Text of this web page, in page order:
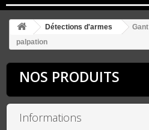
Détections d'armes
palpation
NOS PRODUITS
Informations